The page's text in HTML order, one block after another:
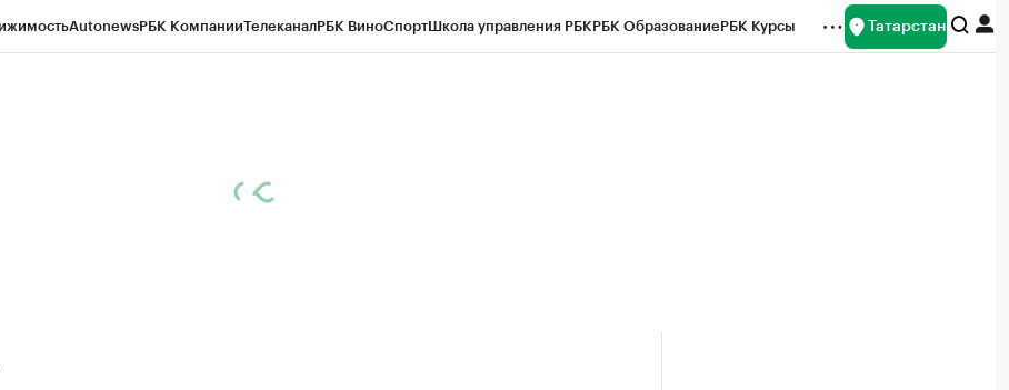
AutonewsРБК КомпанииТелеканалРБК ВиноСпортШкола управления РБКРБК ОбразованиеРБК Курсы Татарстан